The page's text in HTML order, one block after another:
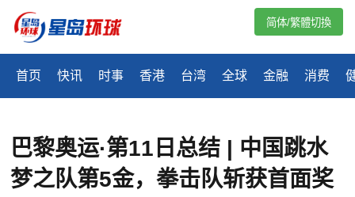
首页 快讯 时事 香港 台湾 全球 金融 消费
简体/繁體切換
巴黎奥运·第11日总结 | 中国跳水
梦之队第5金，拳击队斩获首面奖